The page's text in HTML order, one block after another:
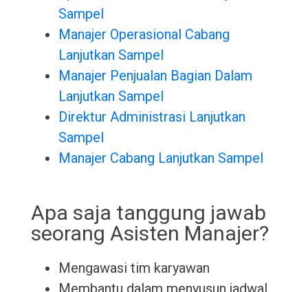
Sampel
Manajer Operasional Cabang
Lanjutkan Sampel
Manajer Penjualan Bagian Dalam
Lanjutkan Sampel
Direktur Administrasi Lanjutkan
Sampel
Manajer Cabang Lanjutkan Sampel
Apa saja tanggung jawab
seorang Asisten Manajer?
Mengawasi tim karyawan
Membantu dalam menyusun jadwal